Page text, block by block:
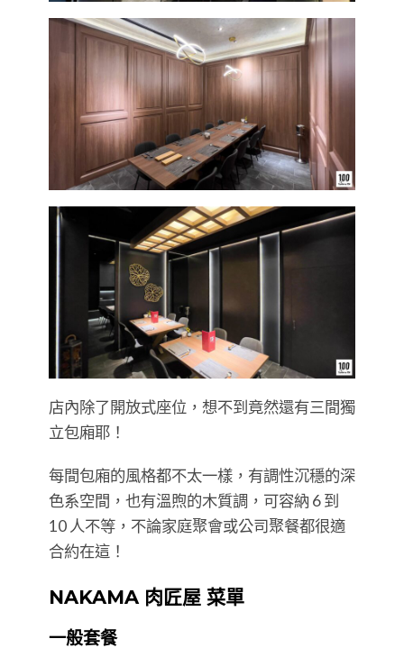
店內除了開放式座位，想不到竟然還有三間獨
立包廂耶！
每間包廂的風格都不太一樣，有調性沉穩的深
色系空間，也有溫煦的木質調，可容納 6 到
10 人不等，不論家庭聚會或公司聚餐都很適
合約在這！
NAKAMA 肉匠屋 菜單
一般套餐